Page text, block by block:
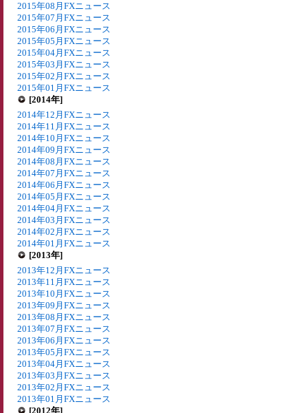
2015年08月FXニュース
2015年07月FXニュース
2015年06月FXニュース
2015年05月FXニュース
2015年04月FXニュース
2015年03月FXニュース
2015年02月FXニュース
2015年01月FXニュース
[2014年]
2014年12月FXニュース
2014年11月FXニュース
2014年10月FXニュース
2014年09月FXニュース
2014年08月FXニュース
2014年07月FXニュース
2014年06月FXニュース
2014年05月FXニュース
2014年04月FXニュース
2014年03月FXニュース
2014年02月FXニュース
2014年01月FXニュース
[2013年]
2013年12月FXニュース
2013年11月FXニュース
2013年10月FXニュース
2013年09月FXニュース
2013年08月FXニュース
2013年07月FXニュース
2013年06月FXニュース
2013年05月FXニュース
2013年04月FXニュース
2013年03月FXニュース
2013年02月FXニュース
2013年01月FXニュース
[2012年]